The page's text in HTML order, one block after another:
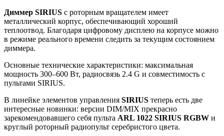
Диммер SIRIUS с роторным вращателем имеет
металлический корпус, обеспечивающий хороший
теплоотвод. Благодаря цифровому дисплею на корпусе можно
в режиме реального времени следить за текущим состоянием
диммера.
Основные технические характеристики: максимальная
мощность 300–600 Вт, радиосвязь 2.4 G и совместимость с
пультами SIRIUS.
В линейке элементов управления SIRIUS теперь есть две
интересные новинки: версии DIM/MIX прекрасно
зарекомендовавшего себя пульта ARL 1022 SIRIUS RGBW и
круглый роторный радиопульт серебристого цвета.